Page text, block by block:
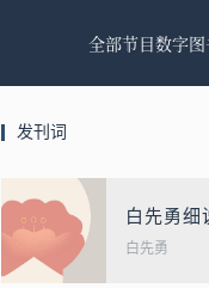
全部节目数字
发刊词
白先勇细
白先勇